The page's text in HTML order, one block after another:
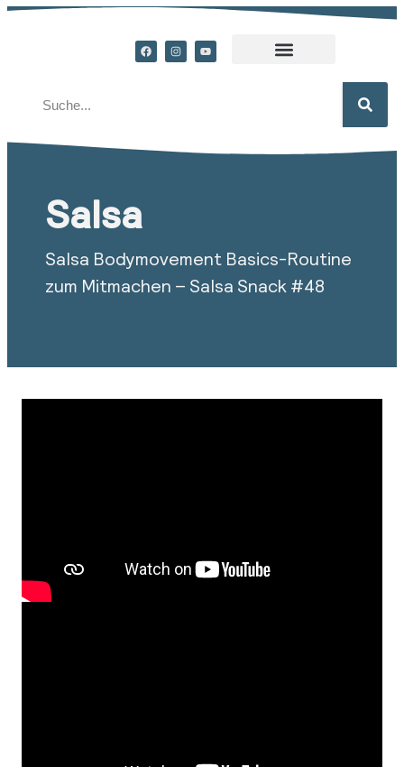
Salsa
Salsa Bodymovement Basics-Routine
zum Mitmachen – Salsa Snack #48